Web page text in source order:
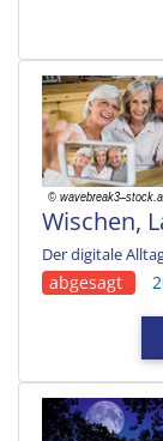
Wischen,
Der digitale
abgesagt